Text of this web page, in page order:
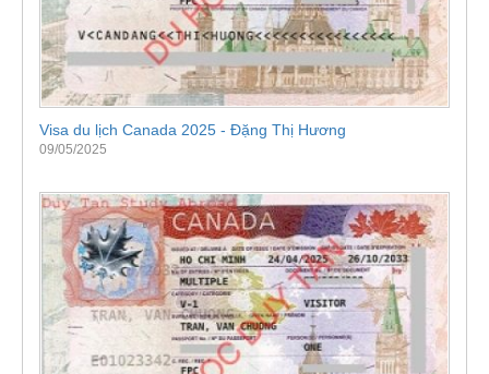
Visa du lịch Canada 2025 - Đặng Thị Hương
09/05/2025